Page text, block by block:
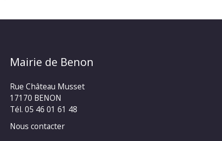
Mairie de Benon
Rue Château Musset
17170 BENON
Tél. 05 46 01 61 48
Nous contacter